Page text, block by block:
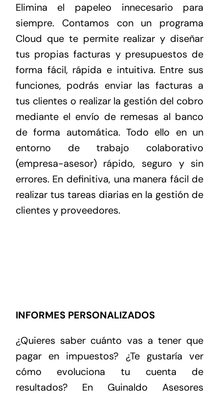
Elimina el papeleo innecesario para
siempre. Contamos con un programa
Cloud que te permite realizar y diseñar
tus propias facturas y presupuestos de
forma fácil, rápida e intuitiva. Entre sus
funciones, podrás enviar las facturas a
tus clientes o realizar la gestión del cobro
mediante el envío de remesas al banco
de forma automática. Todo ello en un
entorno de trabajo colaborativo
(empresa-asesor) rápido, seguro y sin
errores. En definitiva, una manera fácil de
realizar tus tareas diarias en la gestión de
clientes y proveedores.
INFORMES PERSONALIZADOS
¿Quieres saber cuánto vas a tener que
pagar en impuestos? ¿Te gustaría ver
cómo evoluciona tu cuenta de
resultados? En Guinaldo Asesores